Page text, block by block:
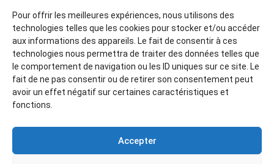
Pour offrir les meilleures expériences, nous utilisons des
technologies telles que les cookies pour stocker et/ou accéder
aux informations des appareils. Le fait de consentir à ces
technologies nous permettra de traiter des données telles que
le comportement de navigation ou les ID uniques sur ce site. Le
fait de ne pas consentir ou de retirer son consentement peut
avoir un effet négatif sur certaines caractéristiques et
fonctions.
Accepter
phone +33 06 00 00 00 00
© 2020-2026 Tous droits réservés.
CGU
Politique de confidentialité